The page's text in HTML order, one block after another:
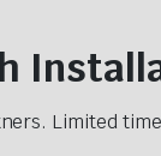
Limited